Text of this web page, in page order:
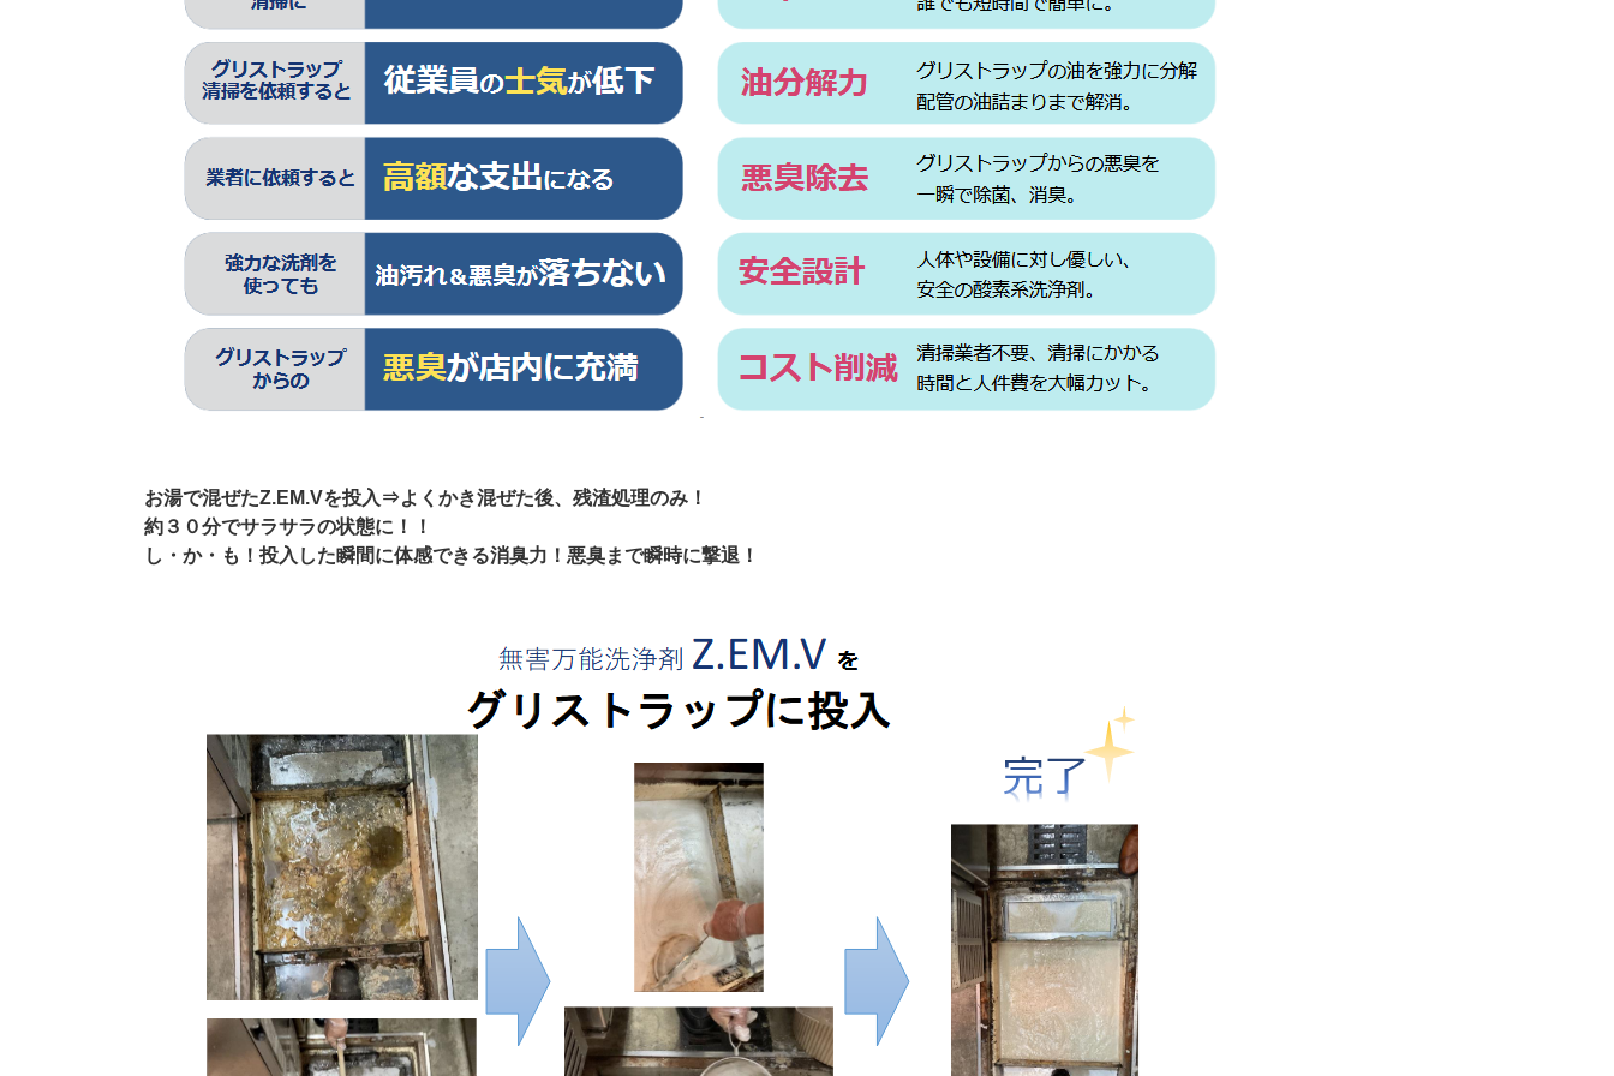
お湯で混ぜたZ.EM.Vを投入⇒よくかき混ぜた後、残渣処理のみ！
約３０分でサラサラの状態に！！
し・か・も！投入した瞬間に体感できる消臭力！悪臭まで瞬時に撃退！